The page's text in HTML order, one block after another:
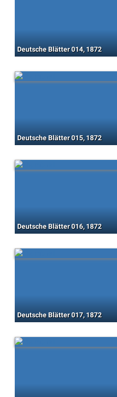
Deutsche Blätter 014, 1872
Deutsche Blätter 015, 1872
Deutsche Blätter 016, 1872
Deutsche Blätter 017, 1872